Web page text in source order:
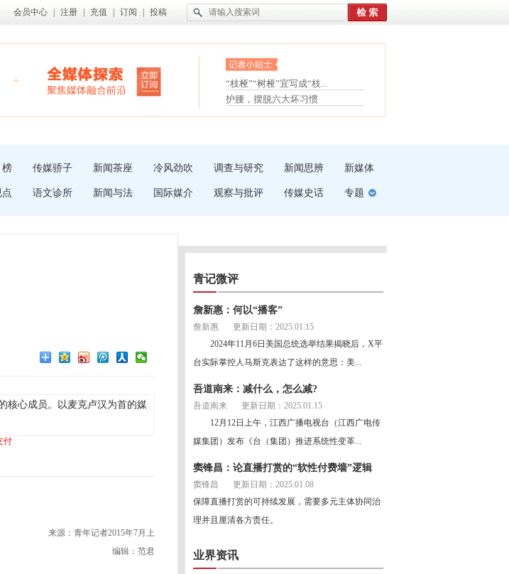
会员中心 注册 充值 订阅 投稿
眼白变红或是结膜下出血
“枝桠”“树桠”宜写成“枝...
夏天缓解疲劳有三招
护腰，摆脱六大坏习惯
受伤了冰敷还是热敷
榜 传媒骄子 新闻茶座 冷风劲吹 调查与研究 新闻思辨 新媒体
点 语文诊所 新闻与法 国际媒介 观察与批评 传媒史话 专题
心成员。以麦克卢汉为首的媒
付
来源：青年记者2015年7月上
编辑：范君
青记微评
詹新惠：何以“播客”
詹新惠
更新日期：2025.01.15
2024年11月6日美国总统选举结果揭晓后，X平
台实际掌控人马斯克表达了这样的意思：美...
吾道南来：减什么，怎么减?
吾道南来
更新日期：2025.01.15
12月12日上午，江西广播电视台（江西广电传
媒集团）发布《台（集团）推进系统性变革...
窦锋昌：论直播打赏的“软性付费墙”逻辑
窦锋昌
更新日期：2025.01.08
保障直播打赏的可持续发展，需要多元主体协同治
理并且厘清各方责任。
业界资讯